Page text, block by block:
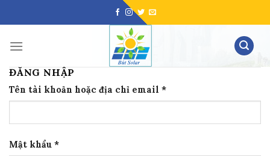
to
ĐĂNG NHẬP
Tên tài khoản hoặc địa chỉ email *
Mật khẩu *